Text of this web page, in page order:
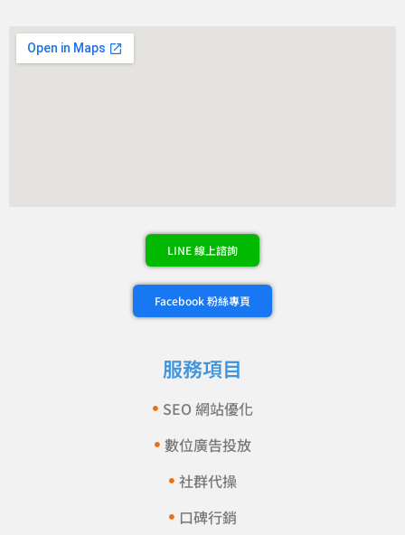
LINE 線上諮詢
Facebook 粉絲專頁
服務項目
SEO 網站優化
數位廣告投放
社群代操
口碑行銷